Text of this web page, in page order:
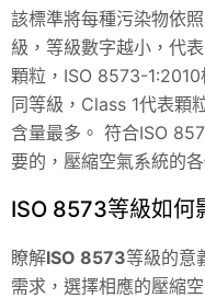
該標準將每種污染物依
級，等級數字越小，代
顆粒，ISO 8573-
同等級，Class 1代表顆
含量最多。 符合ISO
要的，壓縮空氣系統的
ISO 8573等級如何
瞭解ISO 8573等級的意
需求，選擇相應的壓縮